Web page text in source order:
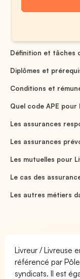
Définition et tâches
Diplômes et
Conditions et
Quel code APE
Les assurances
Les assurances
Les mutuelles pour
Le cas des
Les autres métiers
Livreur / Livreuse
référencé par
syndicats. Il est